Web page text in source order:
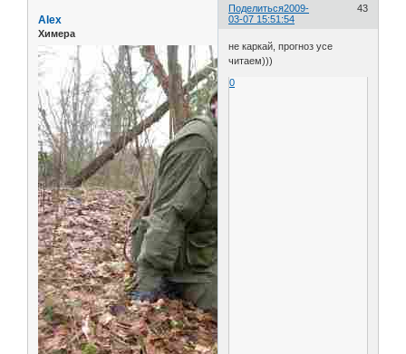
Поделиться 43
2009-
03-07 15:51:54
Alex
Химера
не каркай, прогноз усе
читаем)))
0